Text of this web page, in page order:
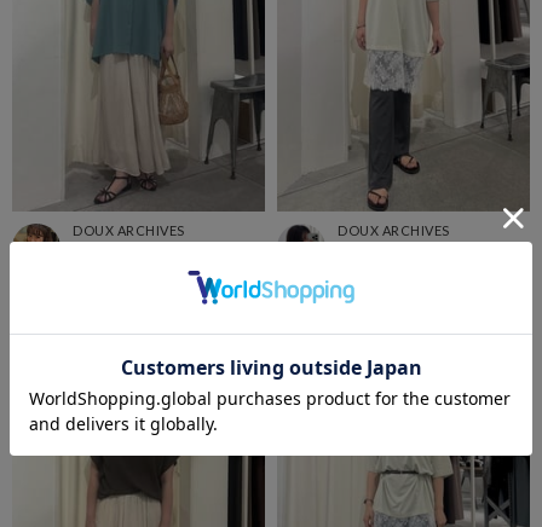
DOUX ARCHIVES DOUX ARCHIVES
Moe
160cm